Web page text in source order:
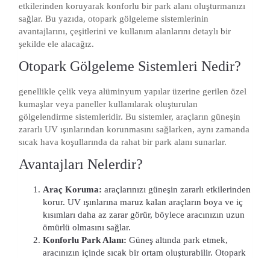
etkilerinden koruyarak konforlu bir park alanı oluşturmanızı
sağlar. Bu yazıda, otopark gölgeleme sistemlerinin
avantajlarını, çeşitlerini ve kullanım alanlarını detaylı bir
şekilde ele alacağız.
Otopark Gölgeleme Sistemleri Nedir?
genellikle çelik veya alüminyum yapılar üzerine gerilen özel
kumaşlar veya paneller kullanılarak oluşturulan
gölgelendirme sistemleridir. Bu sistemler, araçların güneşin
zararlı UV ışınlarından korunmasını sağlarken, aynı zamanda
sıcak hava koşullarında da rahat bir park alanı sunarlar.
Avantajları Nelerdir?
Araç Koruma: araçlarınızı güneşin zararlı etkilerinden
korur. UV ışınlarına maruz kalan araçların boya ve iç
kısımları daha az zarar görür, böylece aracınızın uzun
ömürlü olmasını sağlar.
Konforlu Park Alanı: Güneş altında park etmek,
aracınızın içinde sıcak bir ortam oluşturabilir. Otopark